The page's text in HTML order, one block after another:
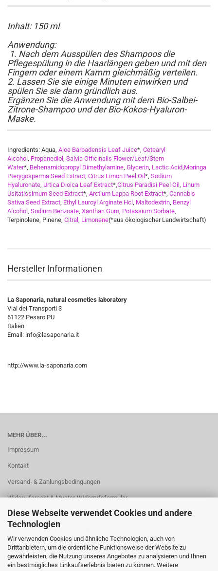
Diese Webseite verwendet Cookies und andere
Technologien
Wir verwenden Cookies und ähnliche Technologien, auch von
Drittanbietern, um die ordentliche Funktionsweise der Website zu
gewährleisten, die Nutzung unseres Angebotes zu analysieren und Ihnen
ein bestmögliches Einkaufserlebnis bieten zu können. Weitere
Inhalt: 150 ml
Anwendung:
1. Nach dem Ausspülen des Shampoos die
Pflegespülung in die Haarlängen geben und mit den
Fingern oder einem Kamm gleichmäßig verteilen.
2. Lassen Sie sie einige Minuten einwirken und
spülen Sie sie dann gründlich aus.
Ergänzen Sie die Anwendung mit dem Bio-Salbei-
Zitrone-Shampoo und der Bio-Kokos-Hyaluron-
Maske.
Ingredients: Aqua, Aloe Barbadensis Leaf Juice*, Cetearyl
Alcohol , Propanediol , Salvia Officinalis Flower/Leaf/Stem
Water*, Behenamidopropyl Dimethylamine, Glycerin, Lactic Acid,Moringa
Pterygosperma Seed Extract, Citrus Limon Peel Oil *, Sodium
Hyaluronate, Urtica Dioica Leaf Extract*,Citrus Paradisi Peel Oil , Linum
Usitatissimum Seed Extract*, Arctium Lappa Root Extract*, Cannabis
Sativa Seed Extract, Ethyl Lauroyl Arginate Hcl , Maltodextrin, Benzyl
Alcohol , Sodium Benzoate, Xanthan Gum, Potassium Sorbate,
Terpinolene, Pinene, Citral , Limonene(*aus ökologischer Landwirtschaft)
Hersteller Informationen
La Saponaria, natural cosmetics laboratory
Viai dei Transporti 3
61122 Pesaro PU
Italien
Email: info@lasaponaria.it
http://www.la-saponaria.com
MEHR ÜBER...
Impressum
Kontakt
Versand- & Zahlungsbedingungen
Widerrufsrecht & Muster-Widerrufsformular
AGB
Privatsphäre und Datenschutz
Cookie Einstellungen